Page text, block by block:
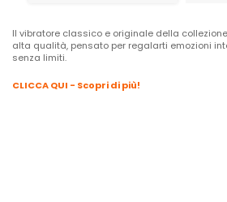
Il vibratore classico e originale della
alta qualità, pensato per regalarti emozioni
senza limiti.
CLICCA QUI - Scopri di più!